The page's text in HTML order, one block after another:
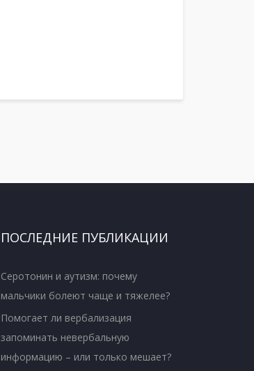
ПОСЛЕДНИЕ ПУБЛИКАЦИИ
Серотонин и аутизм: почему
мальчики болеют чаще и тяжелее?
Помогает ли вербализация
запоминать невербальную
информацию – или только мешает?